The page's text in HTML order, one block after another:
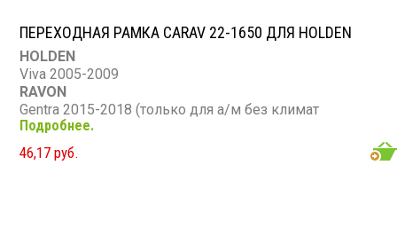
ПЕРЕХОДНАЯ РАМКА CARAV 22-1650 ДЛЯ HOLDEN
HOLDEN
Viva 2005-2009
RAVON
Gentra 2015-2018 (только для а/м без климат
контроля) / Седан
BUICK
Excelle 2004-2008
Подробнее.
46,17 руб.